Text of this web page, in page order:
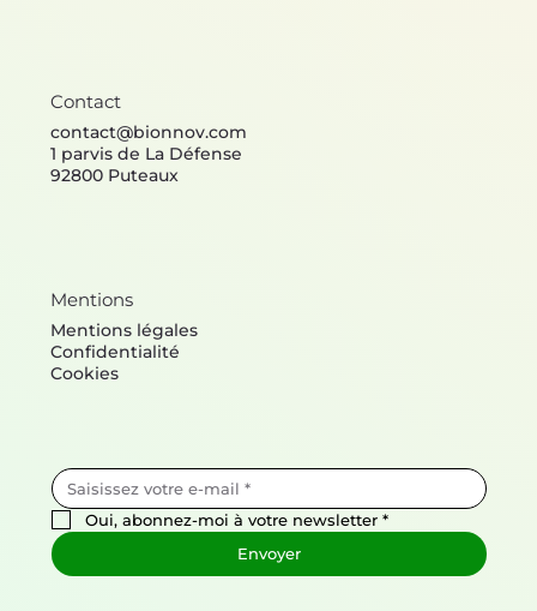
Oui, abonnez-moi à votre newsletter *
Envoyer
Contact
contact@bionnov.com
1 parvis de La Défense
92800 Puteaux
Mentions
Mentions légales
Confidentialité
Cookies